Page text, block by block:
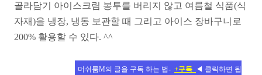
골라담기 아이스크림 봉투를 버리지 않고 여름철 식품(식
자재)을 냉장, 냉동 보관할 때 그리고 아이스 장바구니로
200% 활용할 수 있다. ^^
머쉬룸M의 글을 구독 하는 법- +구독 ◀ 클릭하면 됩